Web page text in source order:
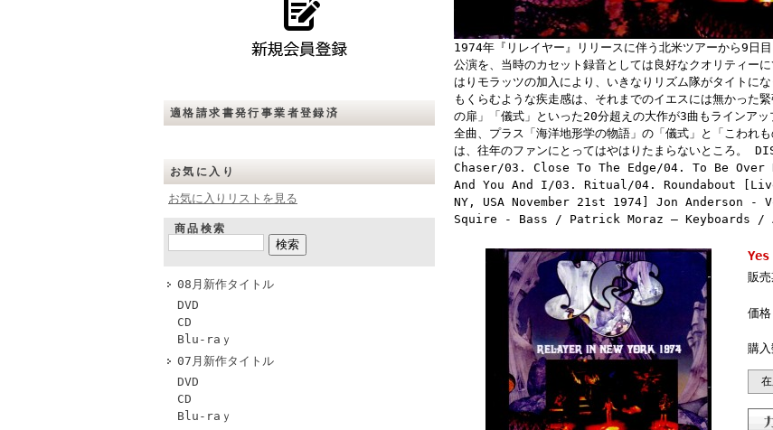
適格請求書発行事業者登録済
お気に入り
お気に入りリストを見る
商品検索
08月新作タイトル
DVD
CD
Blu-raｙ
07月新作タイトル
DVD
CD
Blu-raｙ
1974年『リレイヤー』リリースに伴う北米ツアーから9日
公演を、当時のカセット録音としては良好なクオリティー
はりモラッツの加入により、いきなりリズム隊がタイト
もくらむような疾走感は、それまでのイエスには無かった
の扉」「儀式」といった20分超えの大作が3曲もラインア
全曲、プラス「海洋地形学の物語」の「儀式」と「こわれ
は、往年のファンにとってはやはりたまらないと
Chaser/03. Close To The Edge/04. To Be
And You And I/03. Ritual/04. Roundabout
NY, USA November 21st 1974] Jon
Squire - Bass / Patrick Moraz – Keyboards /
販
価
購